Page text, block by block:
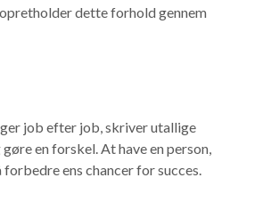
dette forhold gennem
job efter job, skriver utallige
en forskel. At have en person,
ens chancer for succes.